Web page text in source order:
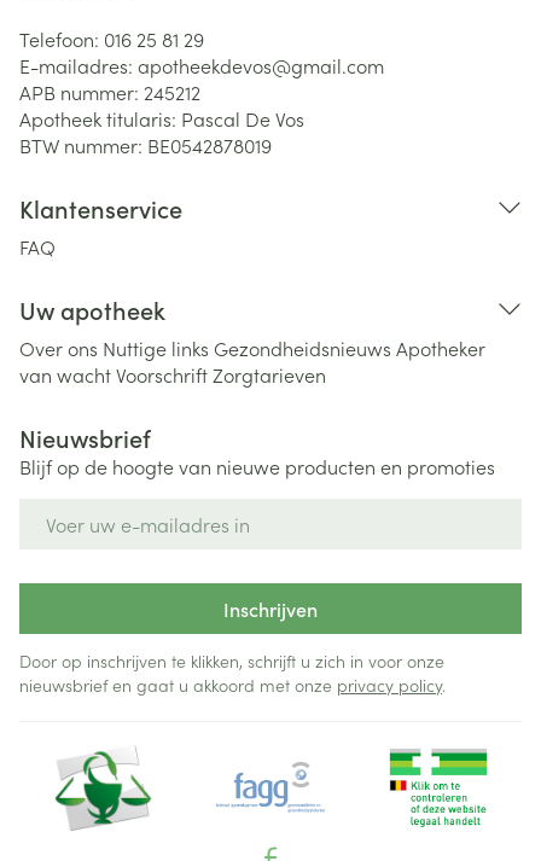
Telefoon: 016 25 81 29
E-mailadres: apotheekdevos@gmail.com
APB nummer: 245212
Apotheek titularis: Pascal De Vos
BTW nummer: BE0542878019
Klantenservice
FAQ
Uw apotheek
Over ons Nuttige links Gezondheidsnieuws Apotheker
van wachtVoorschriftZorgtarieven
Nieuwsbrief
Blijf op de hoogte van nieuwe producten en promoties
Inschrijven
Door op inschrijven te klikken, schrijft u zich in voor onze
nieuwsbrief en gaat u akkoord met onze privacy policy.